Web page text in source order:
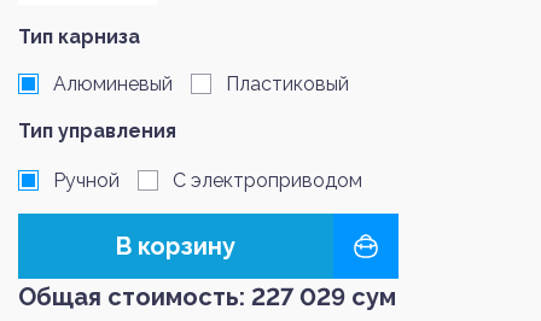
Тип карниза
Алюминевый Пластиковый
Тип управления
Ручной С электроприводом
В корзину
Общая стоимость: 227 029 сум